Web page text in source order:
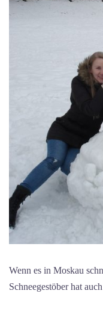
Wenn es in Moskau
Schneegestöber hat